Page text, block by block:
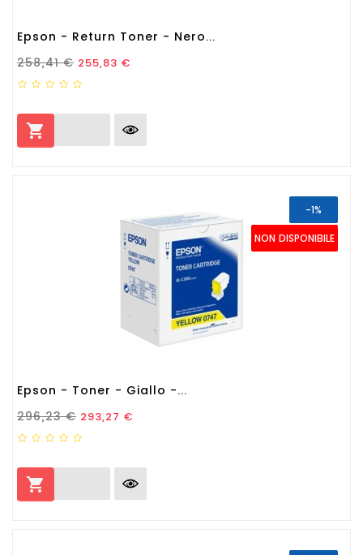
Epson - Return Toner - Nero...
Prezzo Standard
258,41 € Prezzo
255,83 €

NON DISPONIBILE
-1%
Epson - Toner - Giallo -...
Prezzo Standard
296,23 € Prezzo
293,27 €
